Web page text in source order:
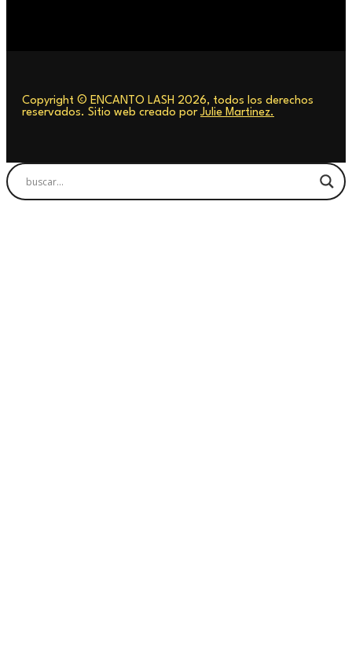
Copyright © ENCANTO LASH 2026, todos los derechos
reservados. Sitio web creado por Julie Martinez.